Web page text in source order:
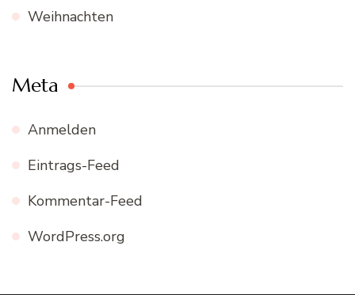
Weihnachten
Meta
Anmelden
Eintrags-Feed
Kommentar-Feed
WordPress.org